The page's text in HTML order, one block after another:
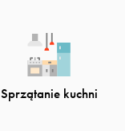
Sprzątanie kuchni